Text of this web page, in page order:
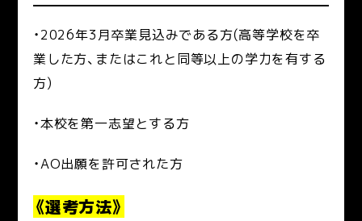
・2026年3月卒業見込みである方(高等学校を卒
業した方、またはこれと同等以上の学力を有する
方)
・本校を第一志望とする方
・AO出願を許可された方
《選考方法》